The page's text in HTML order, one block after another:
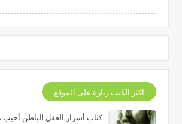
اكثر الكتب زيارة على الموقع
كتاب أسرار العقل الباطن